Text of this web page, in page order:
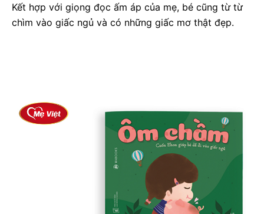
Kết hợp với giọng đọc ấm áp của mẹ, bé cũng từ từ
chìm vào giấc ngủ và có những giấc mơ thật đẹp.